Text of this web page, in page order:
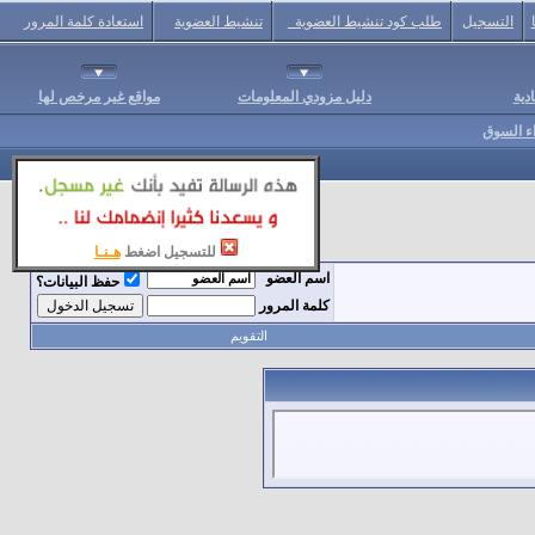
للتسجيل اضغط هـنـا
التسجيل طلب كود تنشيط العضوية تنشيط العضوية استعادة كلمة المرور
دليل مزودي المعلومات مواقع غير مرخص لها
السوق
اسم العضو
حفظ البيانات؟
كلمة المرور
التقويم